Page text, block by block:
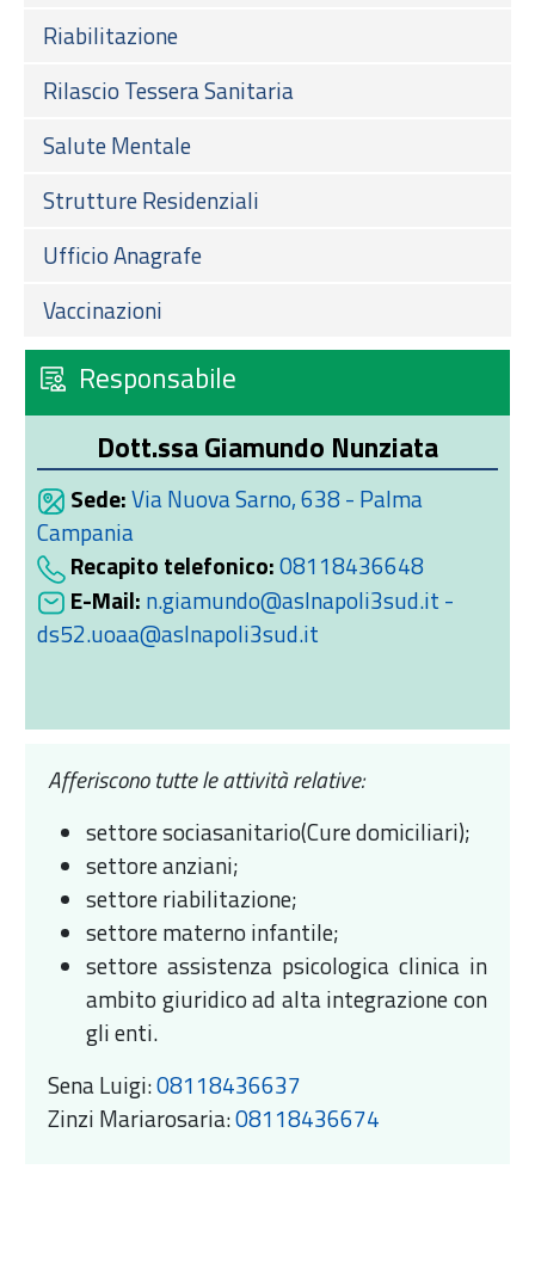
Riabilitazione
Rilascio Tessera Sanitaria
Salute Mentale
Strutture Residenziali
Ufficio Anagrafe
Vaccinazioni
Responsabile
Dott.ssa Giamundo Nunziata
Sede:Via Nuova Sarno, 638 - Palma
Campania
Recapito telefonico:08118436648
E-Mail: n.giamundo@aslnapoli3sud.it -
ds52.uoaa@aslnapoli3sud.it
Afferiscono tutte le attività relative:
settore sociasanitario(Cure domiciliari);
settore anziani;
settore riabilitazione;
settore materno infantile;
settore assistenza psicologica clinica in
ambito giuridico ad alta integrazione con
gli enti.
Sena Luigi:08118436637
Zinzi Mariarosaria:08118436674